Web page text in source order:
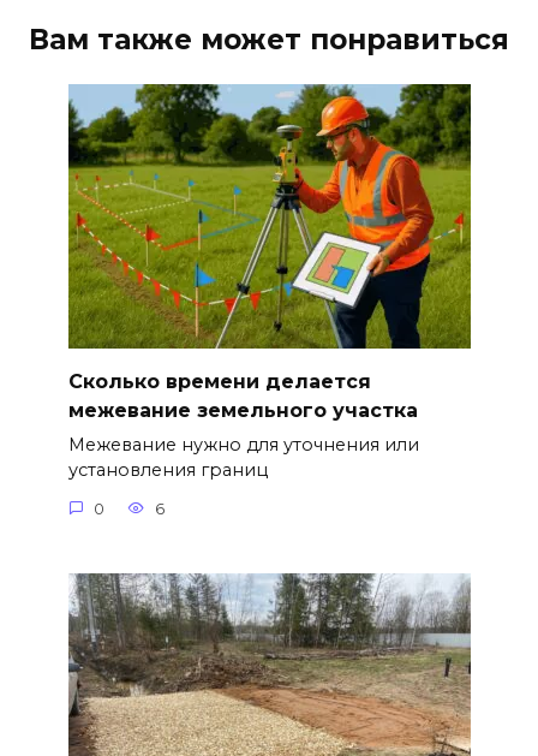
Вам также может понравиться
Сколько времени делается
межевание земельного участка
Межевание нужно для уточнения или
установления границ
0 6